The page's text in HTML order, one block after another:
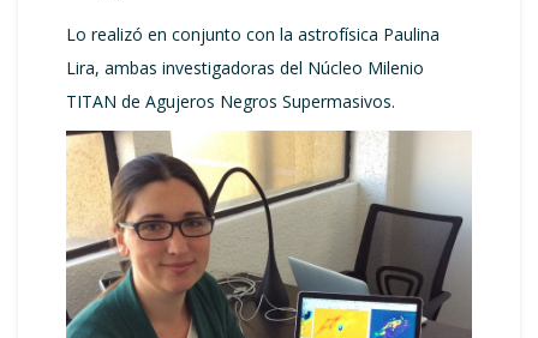
Lo realizó en conjunto con la astrofísica Paulina
Lira, ambas investigadoras del Núcleo Milenio
TITAN de Agujeros Negros Supermasivos.